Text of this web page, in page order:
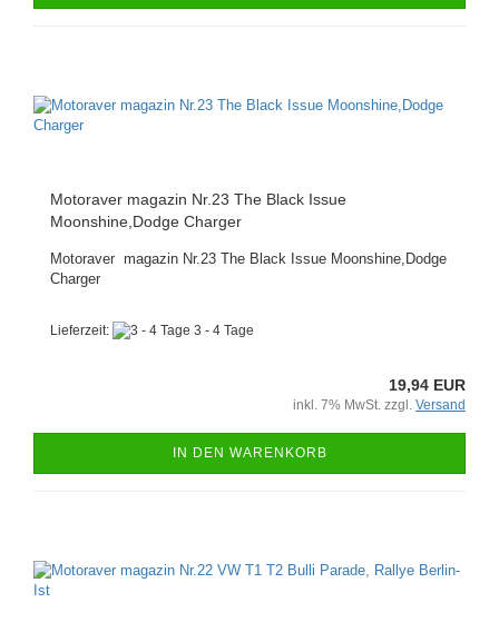
Motoraver magazin Nr.23 The Black Issue
Moonshine,Dodge Charger
Motoraver magazin Nr.23 The Black Issue Moonshine,Dodge
Charger
Lieferzeit: 3 - 4 Tage
19,94 EUR
inkl. 7% MwSt. zzgl. Versand
IN DEN WARENKORB